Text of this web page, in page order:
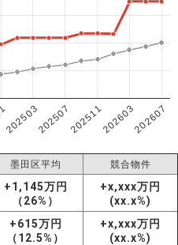
202503202507202511202603202607
墨田区平均 競合物件
+1,145万円
（26%）
+x,xxx万円
(xx.x%)
+615万円
（12.5%）
+x,xxx万円
(xx.x%)